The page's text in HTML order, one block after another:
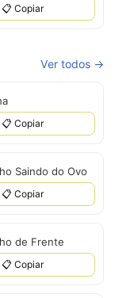
📋 Copiar
Ver todos →
📋 Copiar
Saindo do Ovo
📋 Copiar
de Frente
📋 Copiar